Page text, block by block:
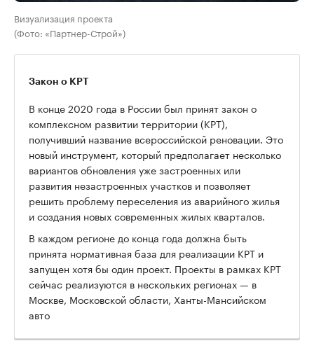
Визуализация проекта
(Фото: «Партнер-Строй»)
Закон о КРТ
В конце 2020 года в России был принят закон о
комплексном развитии территории (КРТ),
получивший название всероссийской реновации. Это
новый инструмент, который предполагает несколько
вариантов обновления уже застроенных или
развития незастроенных участков и позволяет
решить проблему переселения из аварийного жилья
и создания новых современных жилых кварталов.
В каждом регионе до конца года должна быть
принята нормативная база для реализации КРТ и
запущен хотя бы один проект. Проекты в рамках КРТ
сейчас реализуются в нескольких регионах — в
Москве, Московской области, Ханты-Мансийском
авто